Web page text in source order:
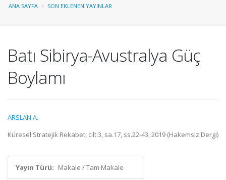
ANA SAYFA SON EKLENEN YAYINLAR
Batı Sibirya-Avustralya Güç
Boylamı
ARSLAN A.
Küresel Stratejik Rekabet, cilt.3, sa.17, ss.22-43, 2019 (Hakemsiz Dergi)
Yayın Türü: Makale / Tam Makale